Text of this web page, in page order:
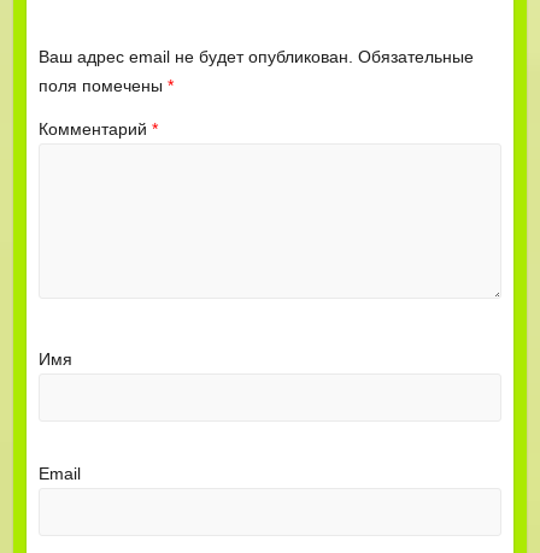
Ваш адрес email не будет опубликован. Обязательные
поля помечены *
Комментарий *
Имя
Email